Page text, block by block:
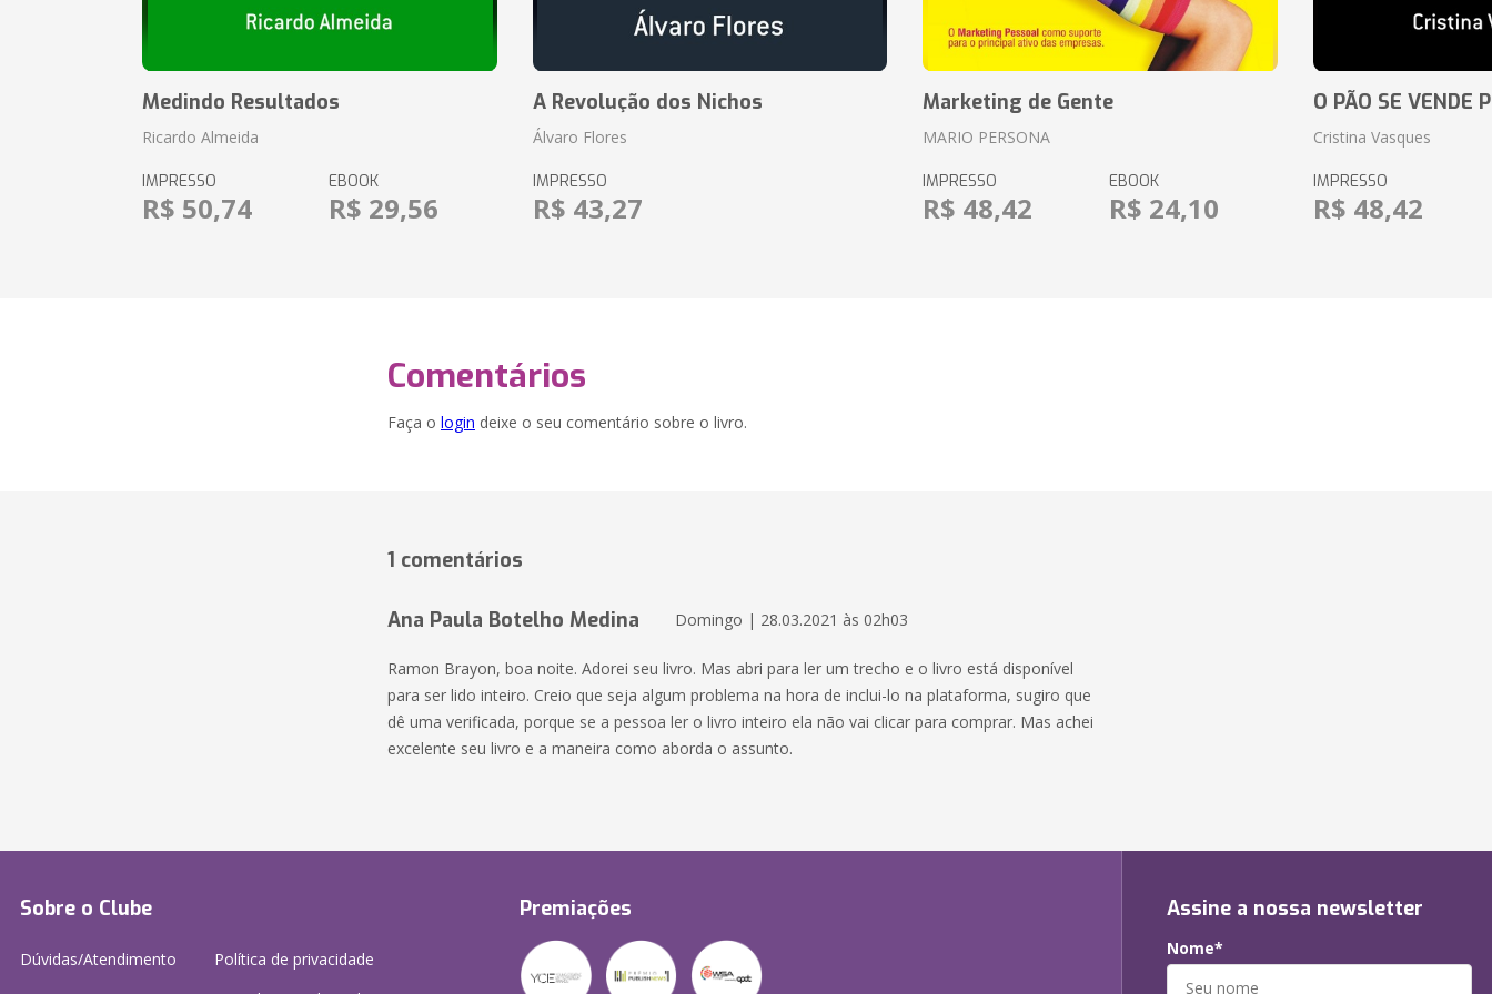
Medindo Resultados
Ricardo Almeida
IMPRESSO
R$ 50,74
EBOOK
R$ 29,56
A Revolução dos Nichos
Álvaro Flores
IMPRESSO
R$ 43,27
Marketing de Gente
MARIO PERSONA
IMPRESSO
R$ 48,42
EBOOK
R$ 24,10
O PÃO SE VENDE
Cristina Vasques
IMPRESSO
R$ 48,42
Comentários
Faça o login deixe o seu comentário sobre o livro.
1 comentários
Ana Paula Botelho Medina Domingo | 28.03.2021 às 02h03
Ramon Brayon, boa noite. Adorei seu livro. Mas abri para ler um trecho e o livro está disponível
para ser lido inteiro. Creio que seja algum problema na hora de inclui-lo na plataforma, sugiro que
dê uma verificada, porque se a pessoa ler o livro inteiro ela não vai clicar para comprar. Mas achei
excelente seu livro e a maneira como aborda o assunto.
Sobre o Clube
Dúvidas/Atendimento
Política de privacidade
Premiações Assine a nossa newsletter
Nome*